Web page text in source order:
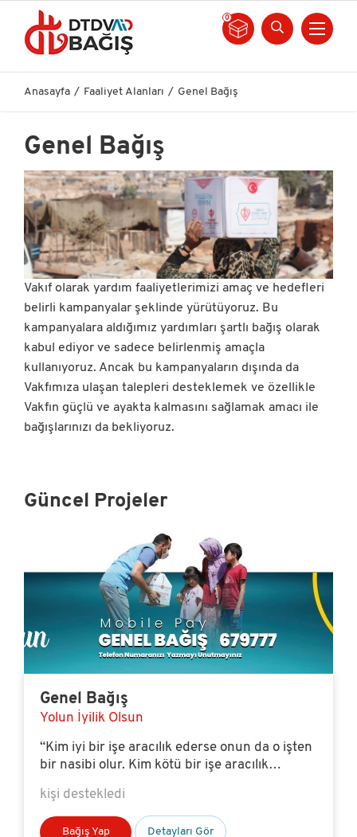
0
Anasayfa Faaliyet Alanları Genel Bağış
Genel Bağış
Vakıf olarak yardım faaliyetlerimizi amaç ve hedefleri
belirli kampanyalar şeklinde yürütüyoruz. Bu
kampanyalara aldığımız yardımları şartlı bağış olarak
kabul ediyor ve sadece belirlenmiş amaçla
kullanıyoruz. Ancak bu kampanyaların dışında da
Vakfımıza ulaşan talepleri desteklemek ve özellikle
Vakfın güçlü ve ayakta kalmasını sağlamak amacı ile
bağışlarınızı da bekliyoruz.
Güncel Projeler
Genel Bağış
Yolun İyilik Olsun
“Kim iyi bir işe aracılık ederse onun da o işten
bir nasibi olur. Kim kötü bir işe aracılık
kişi destekledi
Bağış Yap Detayları Gör